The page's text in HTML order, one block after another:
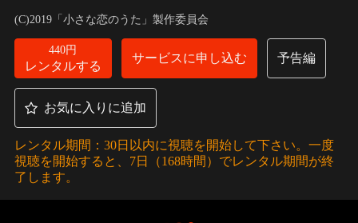
け、なんとプロデビューが決まる。しかし、喜びの絶頂で盛り上
がる彼らに一台の車が突っ込み…。
(C)2019「小さな恋のうた」製作委員会
440円
レンタルする
サービスに申し込む 予告編
お気に入りに追加
レンタル期間：30日以内に視聴を開始して下さい。一度
視聴を開始すると、7日（168時間）でレンタル期間が終
了します。